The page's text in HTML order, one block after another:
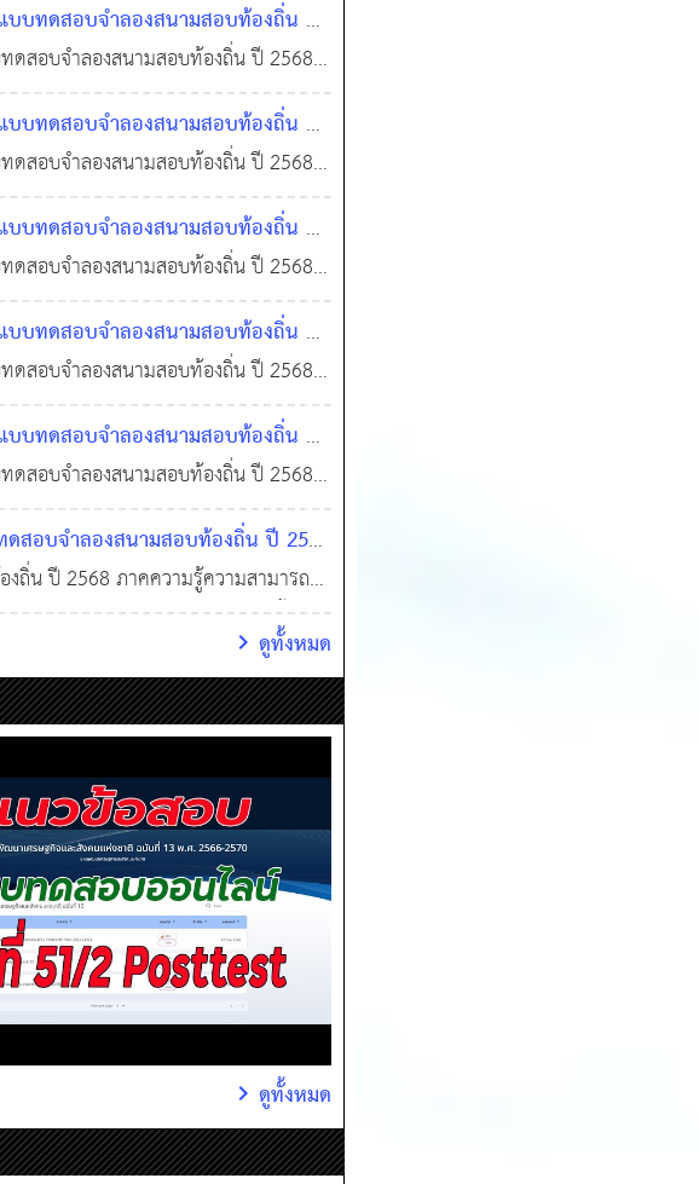
บทดสอบจำลองสนามสอบท้องถิ่น ปี
ข้อ พร้อมเฉลย จัดให้เฉพาะสมาชิก
0 514
สอบจำลองสนามสอบท้องถิ่น ปี 2568
ฉลย จัดให้เฉพาะสมาชิก VIP และลง
บทดสอบจำลองสนามสอบท้องถิ่น ปี
ข้อ พร้อมเฉลย จัดให้เฉพาะสมาชิก
0 360
สอบจำลองสนามสอบท้องถิ่น ปี 2568
ฉลย จัดให้เฉพาะสมาชิก VIP และลง
บทดสอบจำลองสนามสอบท้องถิ่น ปี
ข้อ พร้อมเฉลย จัดให้เฉพาะสมาชิก
0 390
สอบจำลองสนามสอบท้องถิ่น ปี 2568
ฉลย จัดให้เฉพาะสมาชิก VIP และลง
บทดสอบจำลองสนามสอบท้องถิ่น ปี
ข้อ พร้อมเฉลย จัดให้เฉพาะสมาชิก
0 349
สอบจำลองสนามสอบท้องถิ่น ปี 2568
ฉลย จัดให้เฉพาะสมาชิก VIP และลง
บทดสอบจำลองสนามสอบท้องถิ่น ปี
ข้อ พร้อมเฉลย จัดให้เฉพาะสมาชิก
0 384
สอบจำลองสนามสอบท้องถิ่น ปี 2568
ฉลย จัดให้เฉพาะสมาชิก VIP และลง
อบจำลองสนามสอบท้องถิ่น ปี 2568
อมเฉลย จัดให้เฉพาะสมาชิก VIP
384
ถิ่น ปี 2568 ภาคความรู้ความสามารถ
VIP และลงคอร์สติวออนไลน์เท่านั้น !
ดูทั้งหมด
ดูทั้งหมด